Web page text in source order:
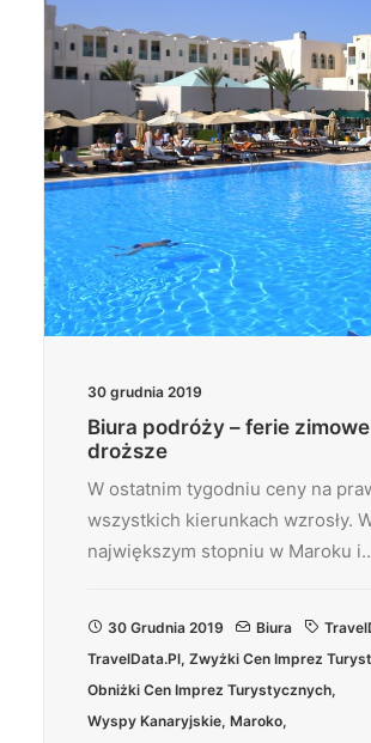
30 grudnia 2019
Biura podróży – ferie
droższe
W ostatnim tygodniu ceny na
wszystkich kierunkach wzrosły.
największym stopniu w Maroku
30 Grudnia 2019 Biura
TravelData.pl, Zwyżki Cen Imprez
Obniżki Cen Imprez Turystycznych,
Wyspy Kanaryjskie, Maroko,